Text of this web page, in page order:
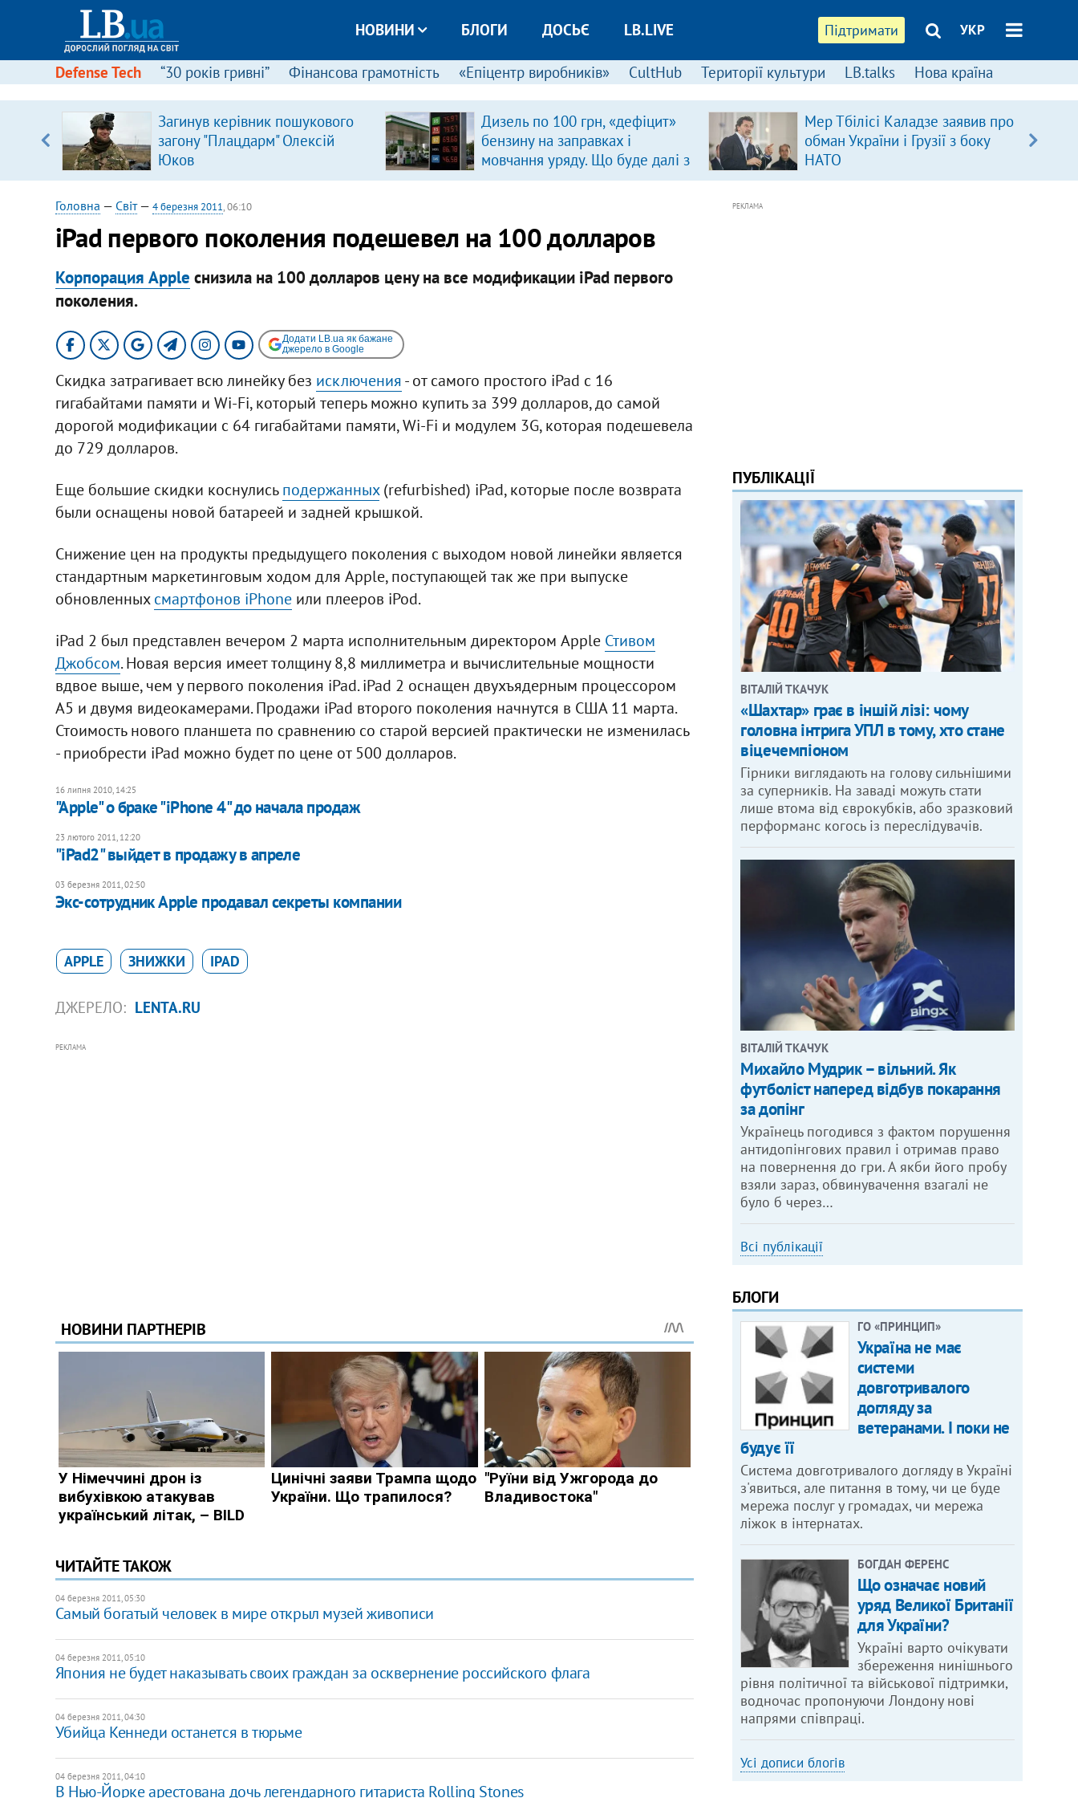
Підтримати УКР
НОВИНИ БЛОГИ ДОСЬЄ LB.LIVE
Defense Tech “30 років гривні” Фінансова грамотність «Епіцентр виробників» CultHub Території культури LB.talks Нова країна
Загинув керівник пошукового
загону "Плацдарм" Олексій
Юков
Дизель по 100 грн, «дефіцит»
бензину на заправках і
мовчання уряду. Що буде далі з
цінами на пальне?
Мер Тбілісі Каладзе заявив про
обман України і Грузії з боку
НАТО
Головна — Світ— 4 березня 2011, 06:10
iPad первого поколения подешевел на 100 долларов
Корпорация Apple снизила на 100 долларов цену на все модификации iPad первого
поколения.
Додати LB.ua як бажане
джерело в Google
Скидка затрагивает всю линейку без исключения- от самого простого iPad с 16
гигабайтами памяти и Wi-Fi, который теперь можно купить за 399 долларов, до самой
дорогой модификации с 64 гигабайтами памяти, Wi-Fi и модулем 3G, которая подешевела
до 729 долларов.
Еще большие скидки коснулисьподержанных(refurbished) iPad, которые после возврата
были оснащены новой батареей и задней крышкой.
Снижение цен на продукты предыдущего поколения с выходом новой линейки является
стандартным маркетинговым ходом для Apple, поступающей так же при выпуске
обновленныхсмартфонов iPhoneили плееров iPod.
iPad 2 был представлен вечером 2 марта исполнительным директором Apple Стивом
Джобсом. Новая версия имеет толщину 8,8 миллиметра и вычислительные мощности
вдвое выше, чем у первого поколения iPad. iPad 2 оснащен двухъядерным процессором
A5 и двумя видеокамерами. Продажи iPad второго поколения начнутся в США 11 марта.
Стоимость нового планшета по сравнению со старой версией практически не изменилась
- приобрести iPad можно будет по цене от 500 долларов.
16 липня 2010, 14:25
"Apple" о браке "iPhone 4" до начала продаж
23 лютого 2011, 12:20
"iPad2" выйдет в продажу в апреле
03 березня 2011, 02:50
Экс-сотрудник Apple продавал секреты компании
APPLE ЗНИЖКИ IPAD
ДЖЕРЕЛО: LENTA.RU
РЕКЛАМА
ЧИТАЙТЕ ТАКОЖ
04 березня 2011, 05:30
Самый богатый человек в мире открыл музей живописи
04 березня 2011, 05:10
Япония не будет наказывать своих граждан за осквернение российского флага
04 березня 2011, 04:30
Убийца Кеннеди останется в тюрьме
04 березня 2011, 04:10
В Нью-Йорке арестована дочь легендарного гитариста Rolling Stones
РЕКЛАМА
ПУБЛІКАЦІЇ
ВІТАЛІЙ ТКАЧУК
«Шахтар» грає в іншій лізі: чому
головна інтрига УПЛ в тому, хто стане
віцечемпіоном
Гірники виглядають на голову сильнішими
за суперників. На заваді можуть стати
лише втома від єврокубків, або зразковий
перформанс когось із переслідувачів.
ВІТАЛІЙ ТКАЧУК
Михайло Мудрик – вільний. Як
футболіст наперед відбув покарання
за допінг
Українець погодився з фактом порушення
антидопінгових правил і отримав право
на повернення до гри. А якби його пробу
взяли зараз, обвинувачення взагалі не
було б через…
Всі публікації
БЛОГИ
ГО «ПРИНЦИП»
Україна не має
системи
довготривалого
догляду за
ветеранами. І поки не
будує її
Система довготривалого догляду в Україні
з'явиться, але питання в тому, чи це буде
мережа послуг у громадах, чи мережа
ліжок в інтернатах.
БОГДАН ФЕРЕНС
Що означає новий
уряд Великої Британії
для України?
Україні варто очікувати
збереження нинішнього
рівня політичної та військової підтримки,
водночас пропонуючи Лондону нові
напрями співпраці.
Усі дописи блогів